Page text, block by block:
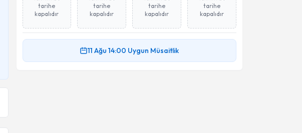
tarihe
kapalıdır
tarihe
kapalıdır
tarihe
kapalıdır
tarihe
kapalıdır
11 Ağu 14:00 Uygun Müsaitlik